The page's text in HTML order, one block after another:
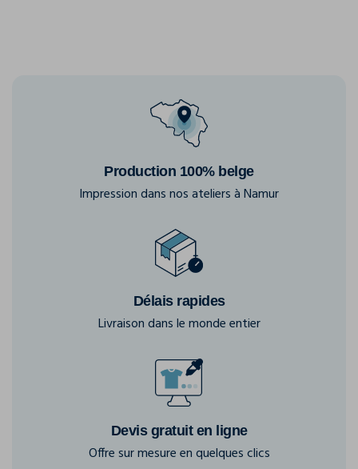
Production 100% belge
Impression dans nos ateliers à Namur
Délais rapides
Livraison dans le monde entier
Devis gratuit en ligne
Offre sur mesure en quelques clics